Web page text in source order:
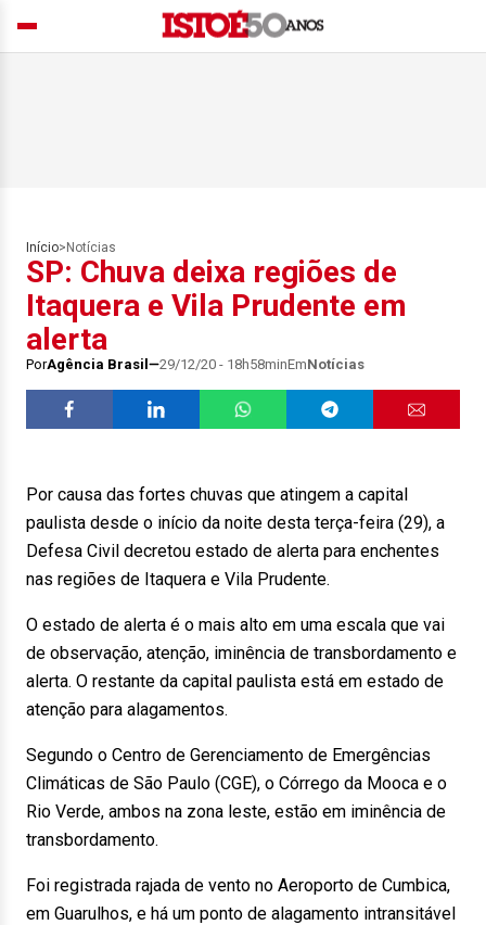
Início> Notícias
SP: Chuva deixa regiões de
Itaquera e Vila Prudente em
alerta
PorAgência Brasil 29/12/20 - 18h58minEmNotícias
Por causa das fortes chuvas que atingem a capital
paulista desde o início da noite desta terça-feira (29), a
Defesa Civil decretou estado de alerta para enchentes
nas regiões de Itaquera e Vila Prudente.
O estado de alerta é o mais alto em uma escala que vai
de observação, atenção, iminência de transbordamento e
alerta. O restante da capital paulista está em estado de
atenção para alagamentos.
Segundo o Centro de Gerenciamento de Emergências
Climáticas de São Paulo (CGE), o Córrego da Mooca e o
Rio Verde, ambos na zona leste, estão em iminência de
transbordamento.
Foi registrada rajada de vento no Aeroporto de Cumbica,
em Guarulhos, e há um ponto de alagamento intransitável